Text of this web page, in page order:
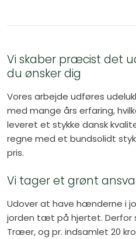
Vi skaber præcist det
du ønsker dig
Vores arbejde udføres
med mange års erfaring,
leveret et stykke dansk
regne med et bundsolidt
pris.
Vi tager et grønt
Udover at have hænderne i
jorden tæt på hjertet. Derfor
Træer, og pr. indsamlet 20